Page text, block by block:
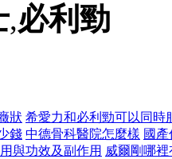
,必利勁
狀 希愛力和必利勁可以同時
錢 中德骨科醫院怎麼樣 國
與功效及副作用 威爾剛哪